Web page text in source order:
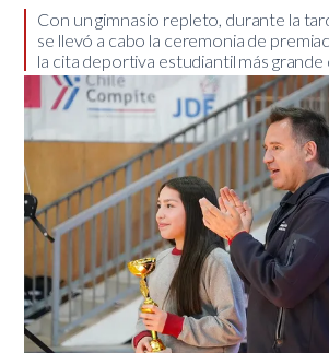
Con un gimnasio repleto, durante la
se llevó a cabo la ceremonia de
la cita deportiva estudiantil más grande